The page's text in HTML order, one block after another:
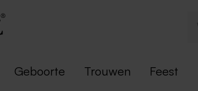
Geboorte Trouwen Feest